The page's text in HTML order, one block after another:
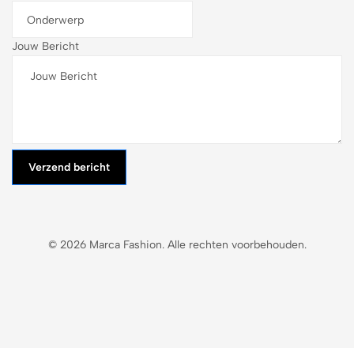
Jouw Bericht
Verzend bericht
© 2026 Marca Fashion. Alle rechten voorbehouden.